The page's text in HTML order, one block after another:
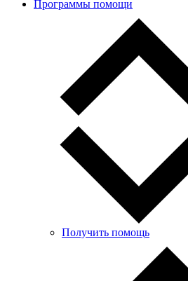
Программы помощи
Получить помощь